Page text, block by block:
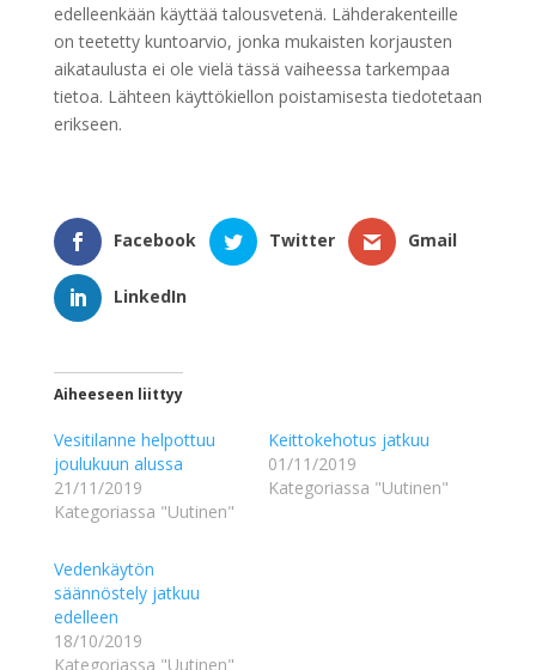
edelleenkään käyttää talousvetenä. Lähderakenteille
on teetetty kuntoarvio, jonka mukaisten korjausten
aikataulusta ei ole vielä tässä vaiheessa tarkempaa
tietoa. Lähteen käyttökiellon poistamisesta tiedotetaan
erikseen.
Facebook Twitter Gmail
LinkedIn
Aiheeseen liittyy
Vesitilanne helpottuu
joulukuun alussa
21/11/2019
Kategoriassa "Uutinen"
Keittokehotus jatkuu
01/11/2019
Kategoriassa "Uutinen"
Vedenkäytön
säännöstely jatkuu
edelleen
18/10/2019
Kategoriassa "Uutinen"